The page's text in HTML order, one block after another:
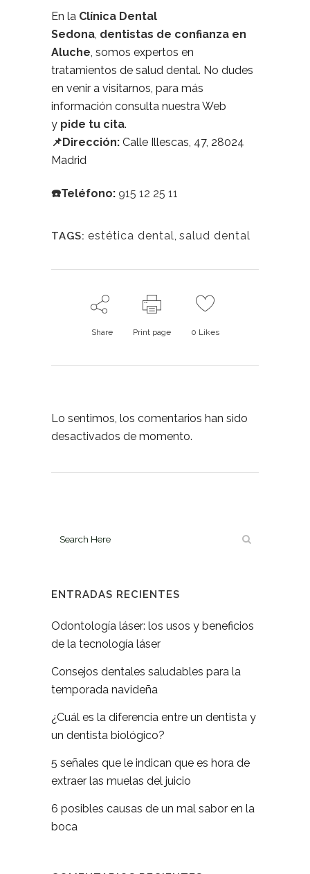
En la Clínica Dental
Sedona dentistas de confianza en
Aluche , somos expertos en
tratamientos de salud dental. No dudes
en venir a visitarnos, para más
información consulta nuestra Web
y pide tu cita.
📌Dirección: Calle Illescas, 47, 28024
Madrid
☎️Teléfono: 915 12 25 11
TAGS: estética dental salud dental
Share Print page 0 Likes
Lo sentimos, los comentarios han sido
desactivados de momento.
ENTRADAS RECIENTES
Odontología láser: los usos y beneficios
de la tecnología láser
Consejos dentales saludables para la
temporada navideña
¿Cuál es la diferencia entre un dentista y
un dentista biológico?
5 señales que le indican que es hora de
extraer las muelas del juicio
6 posibles causas de un mal sabor en la
boca